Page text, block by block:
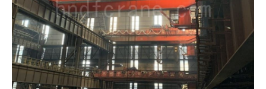
O‘zbekcha